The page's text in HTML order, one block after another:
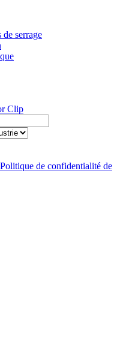
serrage
Politique de confidentialité de